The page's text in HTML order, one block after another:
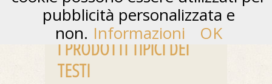
I PRODOTTI TIPICI DEI
TESTI
pubblicità personalizzata e
non. Informazioni OK